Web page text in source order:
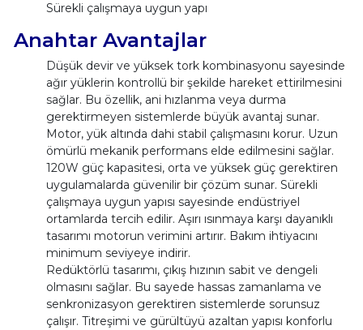
Sürekli çalışmaya uygun yapı
Anahtar Avantajlar
Düşük devir ve yüksek tork kombinasyonu sayesinde
ağır yüklerin kontrollü bir şekilde hareket ettirilmesini
sağlar. Bu özellik, ani hızlanma veya durma
gerektirmeyen sistemlerde büyük avantaj sunar.
Motor, yük altında dahi stabil çalışmasını korur. Uzun
ömürlü mekanik performans elde edilmesini sağlar.
120W güç kapasitesi, orta ve yüksek güç gerektiren
uygulamalarda güvenilir bir çözüm sunar. Sürekli
çalışmaya uygun yapısı sayesinde endüstriyel
ortamlarda tercih edilir. Aşırı ısınmaya karşı dayanıklı
tasarımı motorun verimini artırır. Bakım ihtiyacını
minimum seviyeye indirir.
Redüktörlü tasarımı, çıkış hızının sabit ve dengeli
olmasını sağlar. Bu sayede hassas zamanlama ve
senkronizasyon gerektiren sistemlerde sorunsuz
çalışır. Titreşimi ve gürültüyü azaltan yapısı konforlu